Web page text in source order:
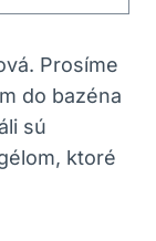
Prosíme
do bazéna
sú
ktoré